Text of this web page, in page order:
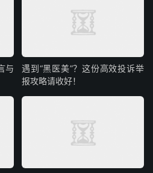
与
遇到“黑医美”？这份高效投诉举
报攻略请收好！​